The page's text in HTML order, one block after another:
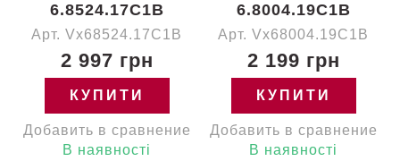
6.8524.17C1B
Арт. Vx68524.17C1B
2 997 грн
КУПИТИ
Добавить в сравнение
В наявності
6.8004.19C1B
Арт. Vx68004.19C1B
2 199 грн
КУПИТИ
Добавить в сравнение
В наявності